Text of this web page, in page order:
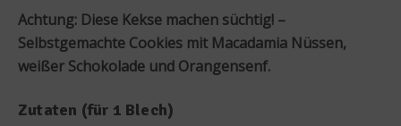
Achtung: Diese Kekse machen süchtig! –
Selbstgemachte Cookies mit Macadamia Nüssen,
weißer Schokolade und Orangensenf.
Zutaten (für 1 Blech)